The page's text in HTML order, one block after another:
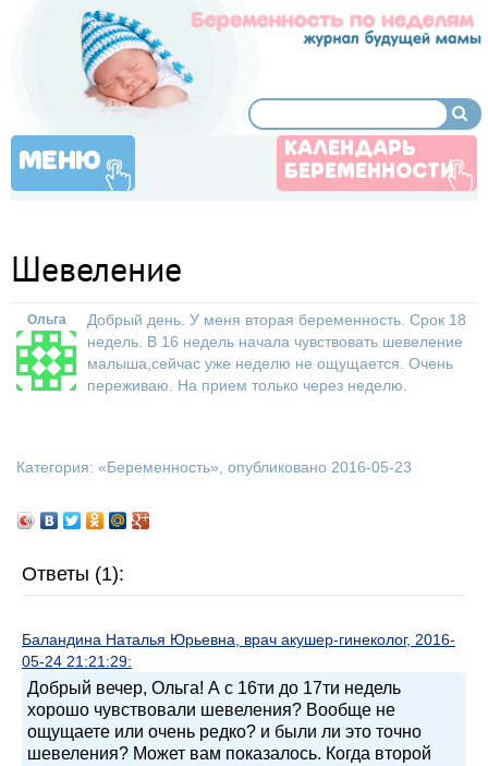
МЕНЮ
КАЛЕНДАРЬ
БЕРЕМЕННОСТИ
Шевеление
Ольга
Добрый день. У меня вторая беременность. Срок 18
недель. В 16 недель начала чувствовать шевеление
малыша,сейчас уже неделю не ощущается. Очень
переживаю. На прием только через неделю.
Категория: «Беременность», опубликовано 2016-05-23
Ответы (1):
Баландина Наталья Юрьевна, врач акушер-гинеколог, 2016-
05-24 21:21:29:
Добрый вечер, Ольга! А с 16ти до 17ти недель
хорошо чувствовали шевеления? Вообще не
ощущаете или очень редко? и были ли это точно
шевеления? Может вам показалось. Когда второй